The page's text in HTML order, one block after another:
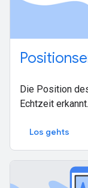
Die Position
Echtzeit erkannt.
Los gehts